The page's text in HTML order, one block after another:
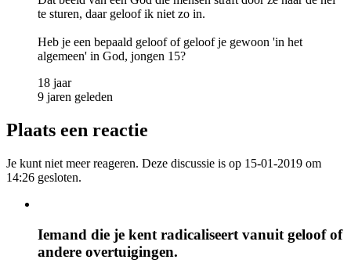
te sturen, daar geloof ik niet zo in.
Heb je een bepaald geloof of geloof je gewoon 'in het
algemeen' in God, jongen 15?
18 jaar
9 jaren geleden
Plaats een reactie
Je kunt niet meer reageren. Deze discussie is op 15-01-2019 om
14:26 gesloten.
Iemand die je kent radicaliseert vanuit geloof of
andere overtuigingen.